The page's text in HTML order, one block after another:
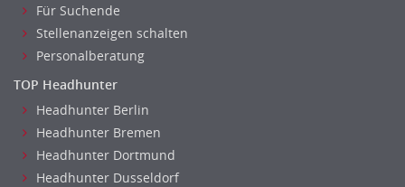
Für Suchende
Stellenanzeigen schalten
Personalberatung
TOP Headhunter
Headhunter Berlin
Headhunter Bremen
Headhunter Dortmund
Headhunter Dusseldorf